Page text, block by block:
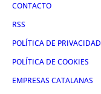
CONTACTO
RSS
POLÍTICA DE PRIVACIDAD
POLÍTICA DE COOKIES
EMPRESAS CATALANAS